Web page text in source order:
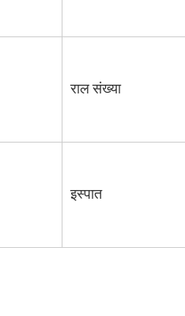
राल संख्या
इस्पात